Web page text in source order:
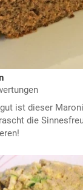
ist dieser
die